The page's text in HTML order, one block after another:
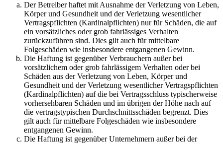
Der Betreiber haftet mit Ausnahme der Verletzung von Leben,
Körper und Gesundheit und der Verletzung wesentlicher
Vertragspflichten (Kardinalpflichten) nur für Schäden, die auf
ein vorsätzliches oder grob fahrlässiges Verhalten
zurückzuführen sind. Dies gilt auch für mittelbare
Folgeschäden wie insbesondere entgangenen Gewinn.
Die Haftung ist gegenüber Verbrauchern außer bei
vorsätzlichem oder grob fahrlässigem Verhalten oder bei
Schäden aus der Verletzung von Leben, Körper und
Gesundheit und der Verletzung wesentlicher Vertragspflichten
(Kardinalpflichten) auf die bei Vertragsschluss typischerweise
vorhersehbaren Schäden und im übrigen der Höhe nach auf
die vertragstypischen Durchschnittsschäden begrenzt. Dies
gilt auch für mittelbare Folgeschäden wie insbesondere
entgangenen Gewinn.
Die Haftung ist gegenüber Unternehmern außer bei der